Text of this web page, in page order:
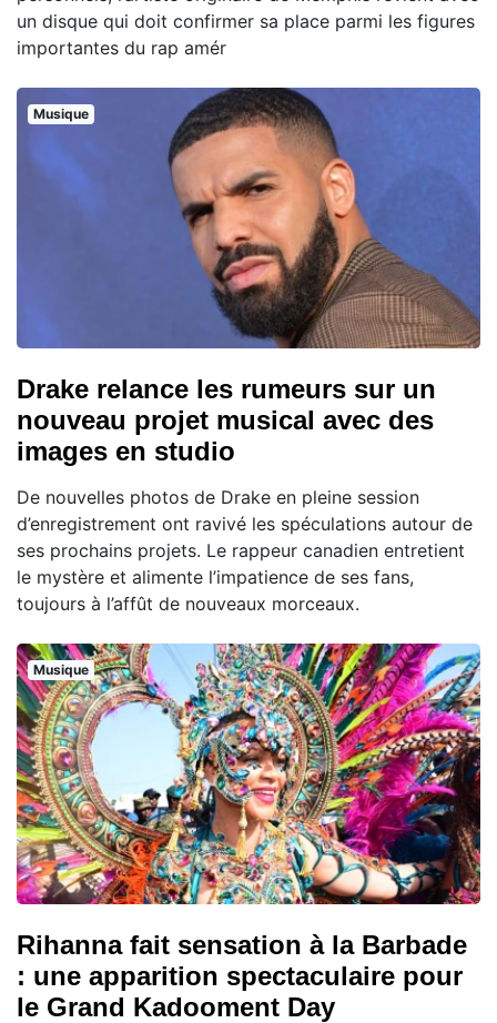
un disque qui doit confirmer sa place parmi les figures
importantes du rap amér
Musique
Drake relance les rumeurs sur un
nouveau projet musical avec des
images en studio
De nouvelles photos de Drake en pleine session
d’enregistrement ont ravivé les spéculations autour de
ses prochains projets. Le rappeur canadien entretient
le mystère et alimente l’impatience de ses fans,
toujours à l’affût de nouveaux morceaux.
Musique
Rihanna fait sensation à la Barbade
: une apparition spectaculaire pour
le Grand Kadooment Day